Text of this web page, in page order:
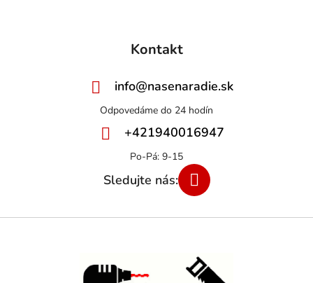
Kontakt
info@nasenaradie.sk
+421940016947